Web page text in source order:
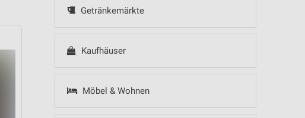
Getränkemärkte
Kaufhäuser
Möbel & Wohnen